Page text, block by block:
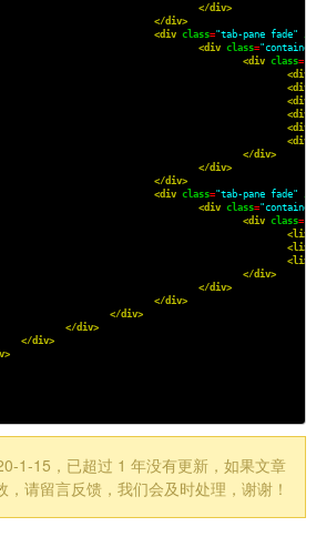
</div>
</div>
<div class="tab-pane fade"
<div class=
<div class=
<div
<div
<div
<div
<div
<div
</div>
</div>
</div>
<div class="tab-pane fade"
<div class=
<div class=
<li>
<li>
<li>
</div>
</div>
</div>
</div>
</div>
</div>
1-15，已超过 1 年没有更新，如果文章
，请留言反馈，我们会及时处理，谢谢！